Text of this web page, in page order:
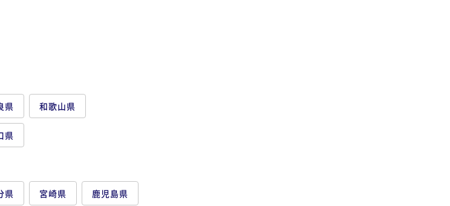
県 和歌山県
県
県 宮崎県 鹿児島県